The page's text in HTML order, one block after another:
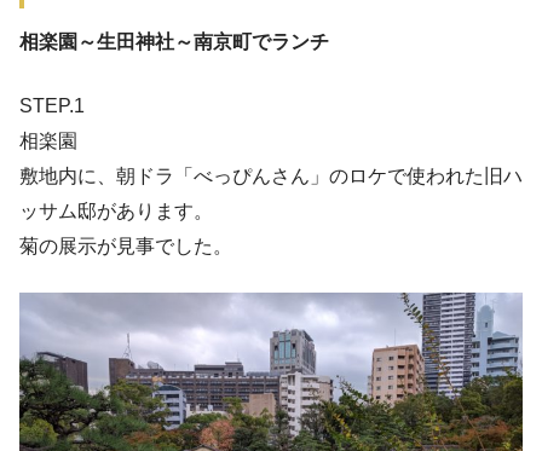
相楽園～生田神社～南京町でランチ
STEP.1
相楽園
敷地内に、朝ドラ「べっぴんさん」のロケで使われた旧ハ
ッサム邸があります。
菊の展示が見事でした。